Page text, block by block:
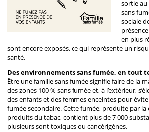
sortie au
sans
sociale
en plus
sont encore exposés, ce qui représente un
santé.
Des environnements sans fumée, en tout
Être une famille sans fumée signifie faire de la
des zones 100 % sans fumée et, à l’extérieur,
des enfants et des femmes enceintes pour
fumée secondaire. Cette fumée, produite par
produits du tabac, contient plus de 7 000
plusieurs sont toxiques ou cancérigènes.